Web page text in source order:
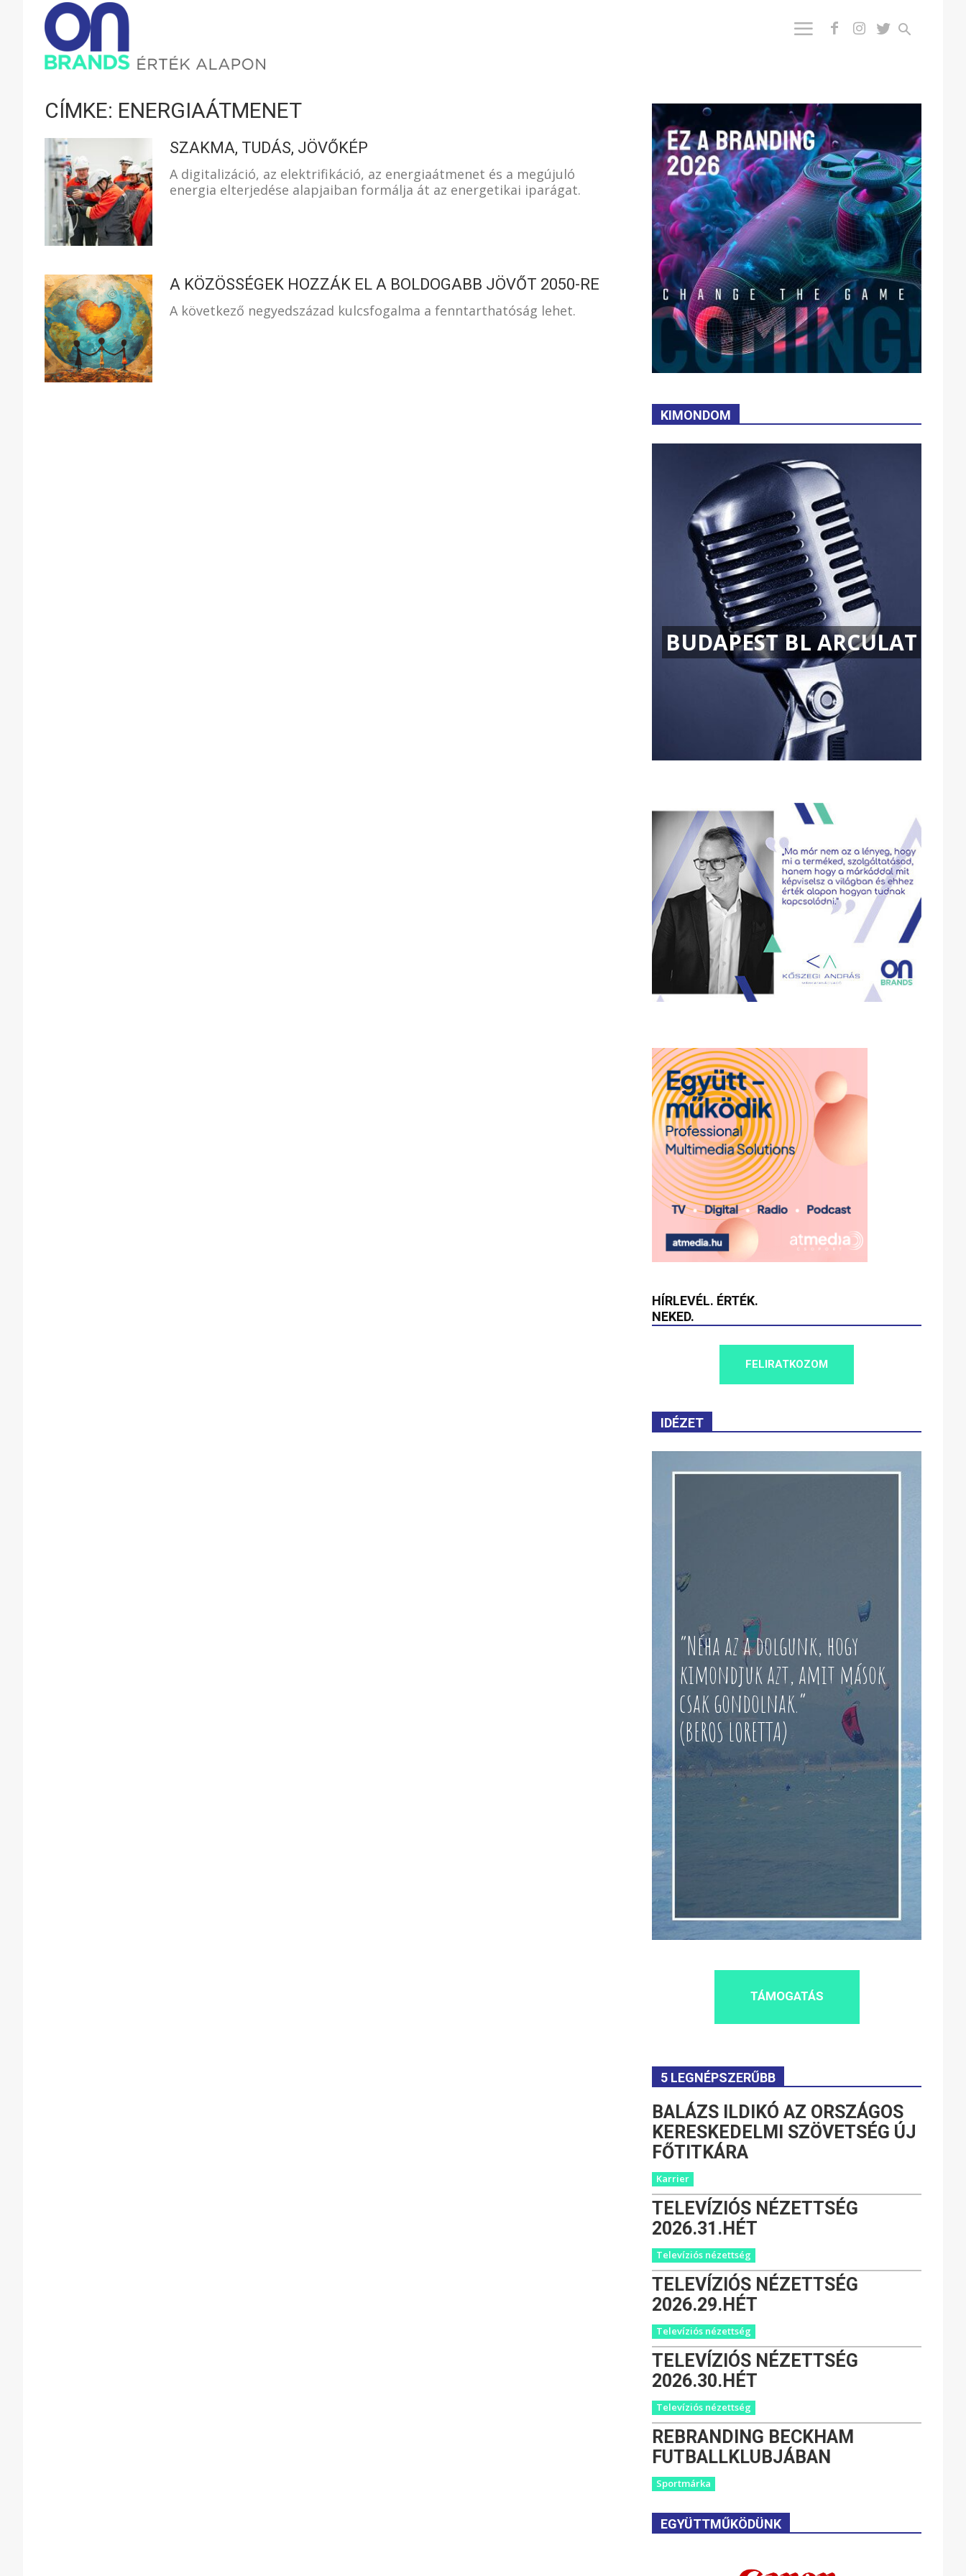
ÉRTÉK
CÍMKE: ENERGIAÁTMENET
SZAKMA, TUDÁS, JÖVŐKÉP
A digitalizáció, az elektrifikáció, az energiaátmenet és a megújuló
energia elterjedése alapjaiban formálja át az energetikai iparágat.
A KÖZÖSSÉGEK HOZZÁK EL A BOLDOGABB JÖVŐT 2050-RE
A következő negyedszázad kulcsfogalma a fenntarthatóság lehet.
KIMONDOM
BUDAPEST BL ARCULAT
HÍRLEVÉL. ÉRTÉK.
NEKED.
FELIRATKOZOM
IDÉZET
“Néha az a dolgunk, hogy
kimondjuk azt, amit mások
csak gondolnak.”
(BEROS LORETTA)
TÁMOGATÁS
5 LEGNÉPSZERŰBB
BALÁZS ILDIKÓ AZ ORSZÁGOS
KERESKEDELMI SZÖVETSÉG ÚJ
FŐTITKÁRA
Karrier
TELEVÍZIÓS NÉZETTSÉG
2026.31.HÉT
Televíziós nézettség
TELEVÍZIÓS NÉZETTSÉG
2026.29.HÉT
Televíziós nézettség
TELEVÍZIÓS NÉZETTSÉG
2026.30.HÉT
Televíziós nézettség
REBRANDING BECKHAM
FUTBALLKLUBJÁBAN
Sportmárka
EGYÜTTMŰKÖDÜNK